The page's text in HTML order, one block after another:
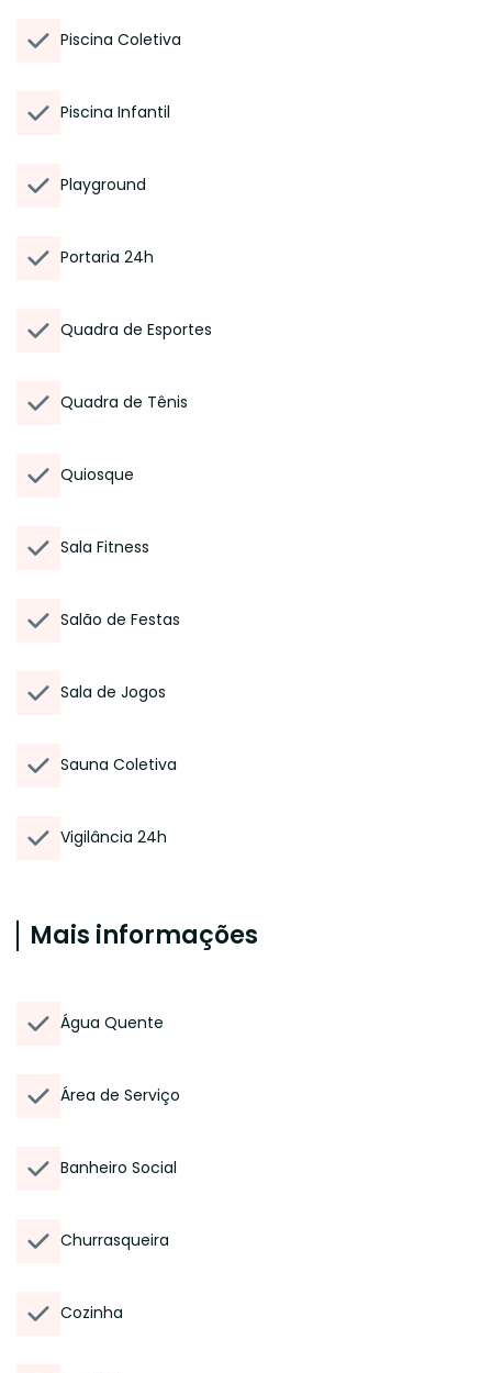
Piscina Coletiva
Piscina Infantil
Playground
Portaria 24h
Quadra de Esportes
Quadra de Tênis
Quiosque
Sala Fitness
Salão de Festas
Sala de Jogos
Sauna Coletiva
Vigilância 24h
Mais informações
Água Quente
Área de Serviço
Banheiro Social
Churrasqueira
Cozinha